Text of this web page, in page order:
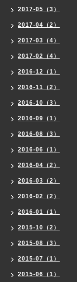
2017-05（3）
2017-04（2）
2017-03（4）
2017-02（4）
2016-12（1）
2016-11（2）
2016-10（3）
2016-09（1）
2016-08（3）
2016-06（1）
2016-04（2）
2016-03（2）
2016-02（2）
2016-01（1）
2015-10（2）
2015-08（3）
2015-07（1）
2015-06（1）